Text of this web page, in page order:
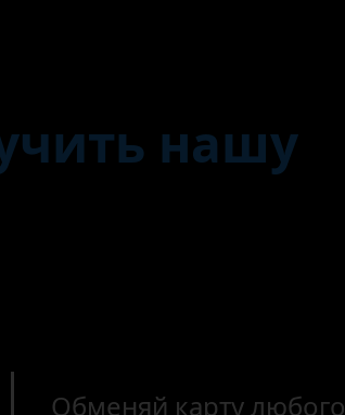
нашу
Обменяй карту любого